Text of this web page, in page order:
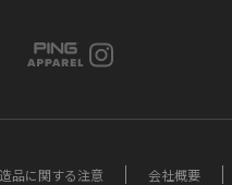
品に関する注意 会社概要